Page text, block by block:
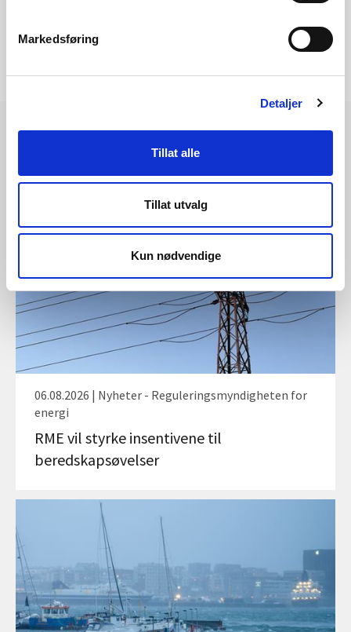
Markedsføring
Detaljer
Tillat alle
Tillat utvalg
Kun nødvendige
Les også
06.08.2026 | Nyheter - Reguleringsmyndigheten for
energi
RME vil styrke insentivene til
beredskapsøvelser